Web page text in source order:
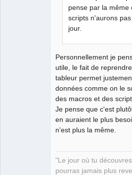
pense par la même
scripts n'aurons
jour.
Personnellement je
utile, le fait de
tableur permet
données comme on le
des macros et des
Je pense que c'est
en auraient le plus
n'est plus la même.
"Le jour où tu
pourras jamais plus